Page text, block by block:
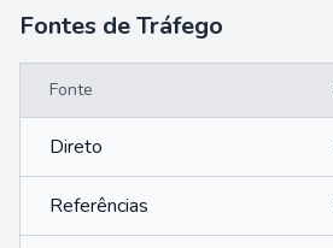
Fontes de Tráfego
Fonte
Direto
Referências